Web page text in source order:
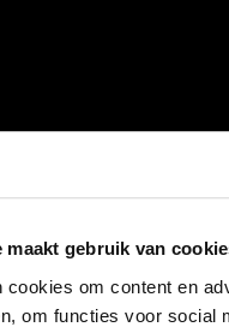
maakt gebruik van
cookies om content en
om functies voor social